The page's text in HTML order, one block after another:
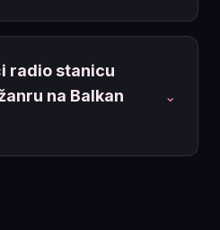
radio stanicu
na Balkan
⌄